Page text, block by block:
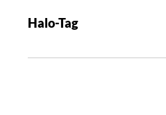
g
n
Halo-Tag